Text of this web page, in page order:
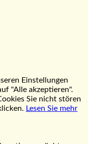
Einstellungen
"Alle akzeptieren".
Sie nicht stören
Lesen Sie mehr